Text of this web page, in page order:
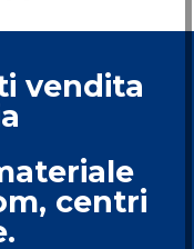
vendita
centri